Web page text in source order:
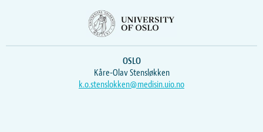
OSLO
Kåre-Olav Stensløkken
k.o.stenslokken@medisin.uio.no